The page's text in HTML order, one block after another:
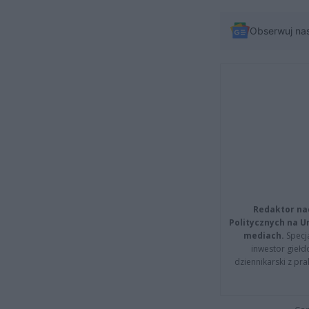
Obserwuj
Redaktor
Politycznych na
mediach.
inwestor
dziennikarski z